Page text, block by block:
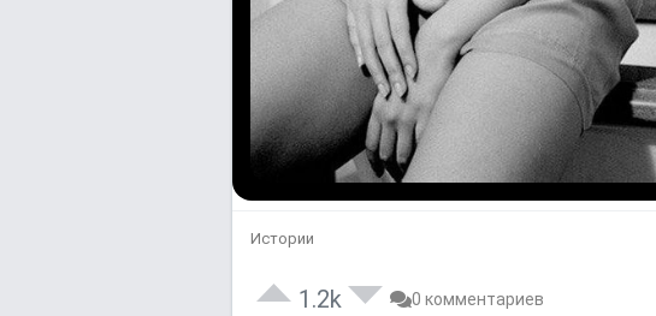
Истории
1.2k 0 комментариев